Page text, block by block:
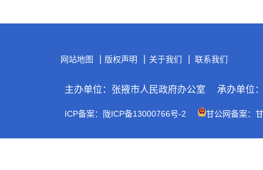
网站地图 版权声明 关于我们 联系我们
主办单位：张掖市人民政府办公室 承办单位
ICP备案：陇ICP备13000766号-2 甘公网备案：